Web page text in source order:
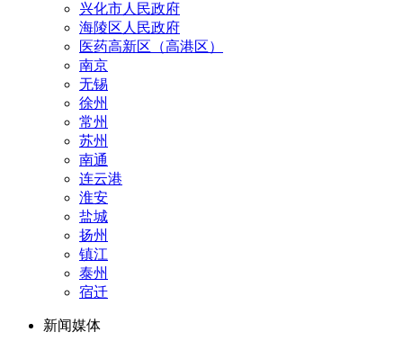
兴化市人民政府
海陵区人民政府
医药高新区（高港区）
南京
无锡
徐州
常州
苏州
南通
连云港
淮安
盐城
扬州
镇江
泰州
宿迁
新闻媒体